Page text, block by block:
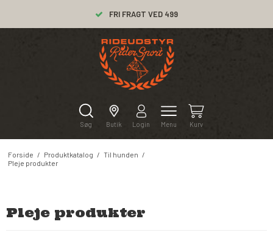
FRI FRAGT VED 499
Søg Butik Login Menu Kurv
Forside / Produktkatalog / Til hunden /
Pleje produkter
Pleje produkter